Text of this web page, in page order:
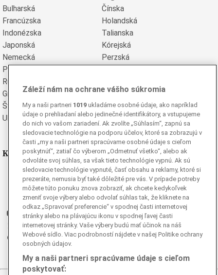
Bulharská
Čínska
Francúzska
Holandská
Indonézska
Talianska
Japonská
Kórejská
Nemecká
Perzská
Poľská
Rumunská
Grécka
Španielska
Švédska
Turecká
Ukrajinská
Vietnamská
Kde nás nájdete
Facebook
Instagram
Ganjing
Youtube
Twitter
Telegram
Záleží nám na ochrane vášho súkromia
My a naši partneri 1019 ukladáme osobné údaje, ako napríklad
údaje o prehliadaní alebo jedinečné identifikátory, a vstupujeme
do nich vo vašom zariadení. Ak zvolíte „Súhlasím“, zapnú sa
sledovacie technológie na podporu účelov, ktoré sa zobrazujú v
časti „my a naši partneri spracúvame osobné údaje s cieľom
poskytnúť“, zatiaľ čo výberom „Odmetnuť všetko“, alebo ak
odvoláte svoj súhlas, sa však tieto technológie vypnú. Ak sú
sledovacie technológie vypnuté, časť obsahu a reklamy, ktoré si
prezeráte, nemusia byť také dôležité pre vás. V prípade potreby
môžete túto ponuku znova zobraziť, ak chcete kedykoľvek
zmeniť svoje výbery alebo odvolať súhlas tak, že kliknete na
odkaz „Spravovať preferencie“ v spodnej časti internetovej
stránky alebo na plávajúcu ikonu v spodnej ľavej časti
internetovej stránky. Vaše výbery budú mať účinok na náš
Webové sídlo. Viac podrobností nájdete v našej Politike ochrany
osobných údajov.
My a naši partneri spracúvame údaje s cieľom
poskytovať: